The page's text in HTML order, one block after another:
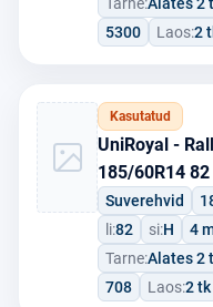
5300
Laos:2
Kasutatud
UniRoyal -
185/60R14 82
Suverehvid
li:82 si:H
4
Tarne:Alates 2
708
Laos:2 tk